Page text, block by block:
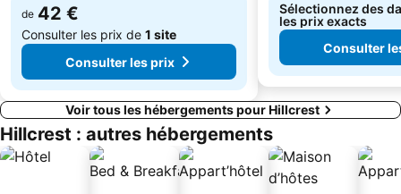
de 42 €
Consulter les prix de 1 site
Consulter les prix
Sélectionnez des
les prix exacts
Consulter
Voir tous les hébergements pour Hillcrest
Hillcrest : autres hébergements